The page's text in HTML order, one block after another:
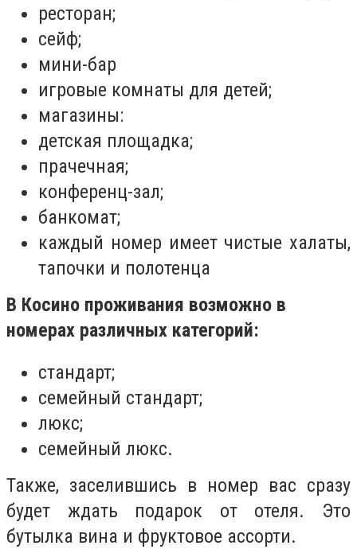
ресторан;
сейф;
мини-бар
игровые комнаты для детей;
магазины:
детская площадка;
прачечная;
конференц-зал;
банкомат;
каждый номер имеет чистые халаты,
тапочки и полотенца
В Косино проживания возможно в
номерах различных категорий:
стандарт;
семейный стандарт;
люкс;
семейный люкс.
Также, заселившись в номер вас сразу
будет ждать подарок от отеля. Это
бутылка вина и фруктовое ассорти.